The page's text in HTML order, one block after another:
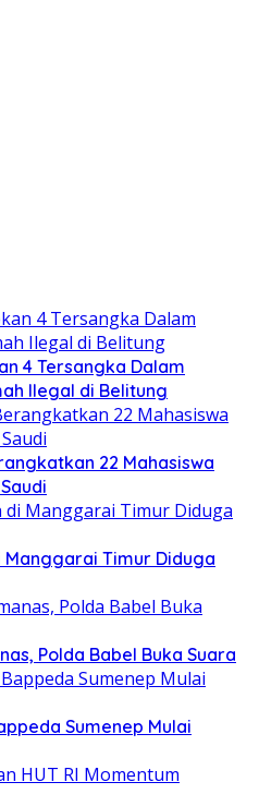
4 Tersangka Dalam
Ilegal di Belitung
22 Mahasiswa
Manggarai Timur Diduga
Polda Babel Buka Suara
Sumenep Mulai